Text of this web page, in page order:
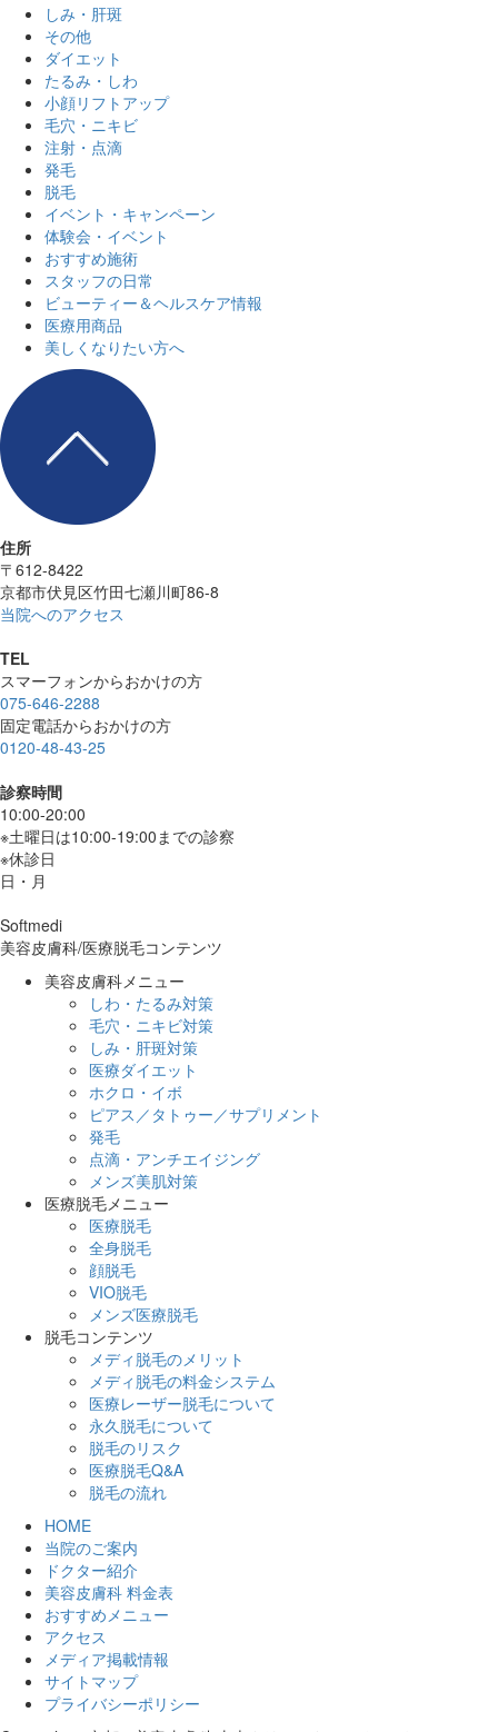
しみ・肝斑
その他
ダイエット
たるみ・しわ
小顔リフトアップ
毛穴・ニキビ
注射・点滴
発毛
脱毛
イベント・キャンペーン
体験会・イベント
おすすめ施術
スタッフの日常
ビューティー＆ヘルスケア情報
医療用商品
美しくなりたい方へ
住所
〒612-8422
京都市伏見区竹田七瀬川町86-8
当院へのアクセス
TEL
スマーフォンからおかけの方
075-646-2288
固定電話からおかけの方
0120-48-43-25
診察時間
10:00-20:00
※土曜日は10:00-19:00までの診察
※休診日
日・月
Softmedi
美容皮膚科/医療脱毛コンテンツ
美容皮膚科メニュー
しわ・たるみ対策
毛穴・ニキビ対策
しみ・肝斑対策
医療ダイエット
ホクロ・イボ
ピアス／タトゥー／サプリメント
発毛
点滴・アンチエイジング
メンズ美肌対策
医療脱毛メニュー
医療脱毛
全身脱毛
顔脱毛
VIO脱毛
メンズ医療脱毛
脱毛コンテンツ
メディ脱毛のメリット
メディ脱毛の料金システム
医療レーザー脱毛について
永久脱毛について
脱毛のリスク
医療脱毛Q&A
脱毛の流れ
HOME
当院のご案内
ドクター紹介
美容皮膚科 料金表
おすすめメニュー
アクセス
メディア掲載情報
サイトマップ
プライバシーポリシー